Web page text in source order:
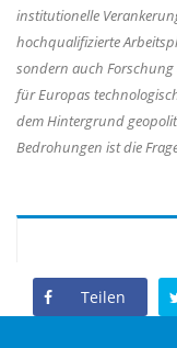
institutionelle
hochqualifizierte
sondern auch
für Europas
dem Hintergrund
Bedrohungen ist die
Teilen